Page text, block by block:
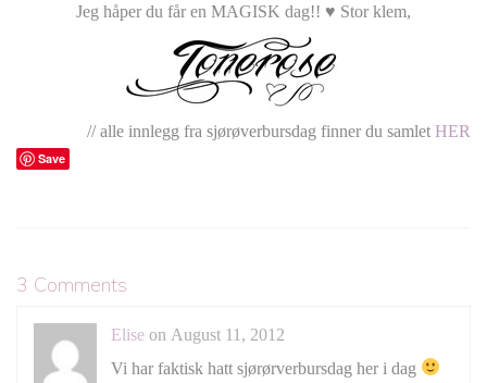
Jeg håper du får en MAGISK dag!! ♥ Stor klem,
// alle innlegg fra sjørøverbursdag finner du samlet HER
Save
3 Comments
Elise on August 11, 2012
Vi har faktisk hatt sjørørverbursdag her i dag